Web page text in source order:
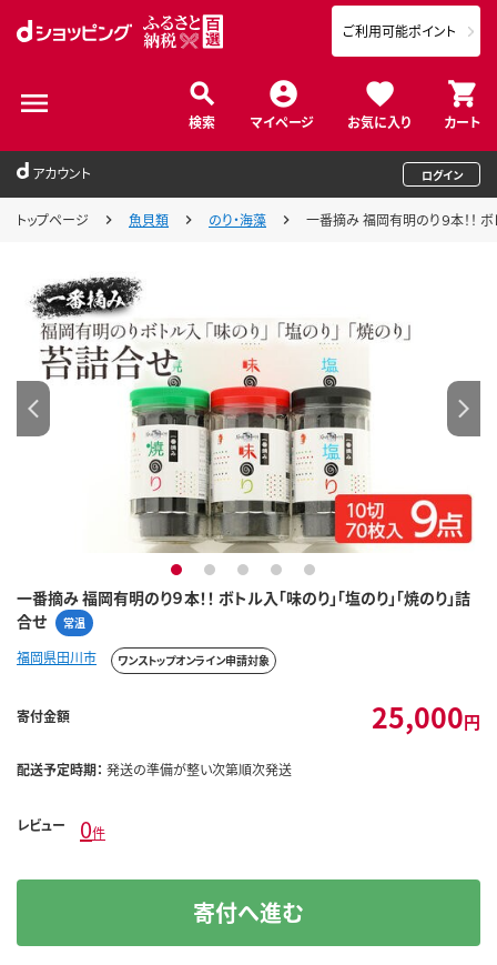
検索 マイページ お気に入り カート
ご利用可能ポイント
アカウント ログイン
トップページ 魚貝類 のり・海藻 一番摘み 福岡有明のり９本！！ ボ
一番摘み 福岡有明のり９本！！ ボトル入「味のり」「塩のり」「焼のり」詰
合せ
常温
1 2 3 4 5
福岡県田川市 ワンストップオンライン申請対象
寄付金額 25,000円
配送予定時期： 発送の準備が整い次第順次発送
レビュー 0件
寄付へ進む